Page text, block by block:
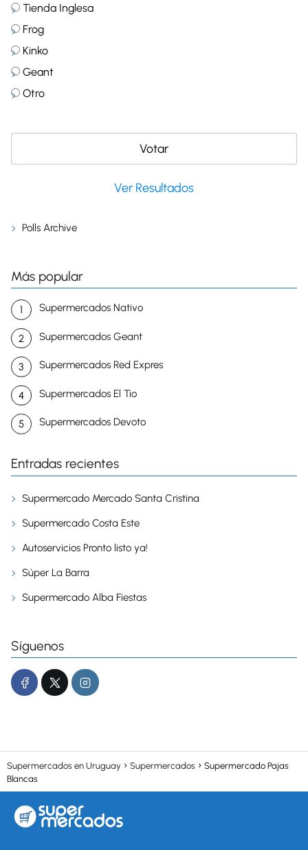
Tienda Inglesa
Frog
Kinko
Geant
Otro
Ver Resultados
Polls Archive
Más popular
Supermercados Nativo
Supermercados Geant
Supermercados Red Expres
Supermercados El Tio
Supermercados Devoto
Entradas recientes
Supermercado Mercado Santa Cristina
Supermercado Costa Este
Autoservicios Pronto listo ya!
Súper La Barra
Supermercado Alba Fiestas
Síguenos
Supermercados en Uruguay Supermercados
Supermercado Pajas
Blancas